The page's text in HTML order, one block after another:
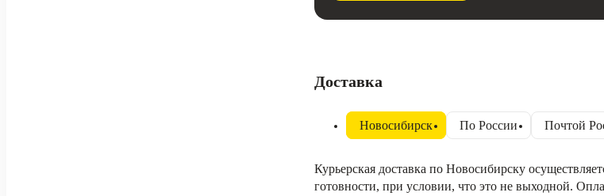
Доставка
Новосибирск По России Почтой
Курьерская доставка по Новосибирску
готовности, при условии, что это не выходной.